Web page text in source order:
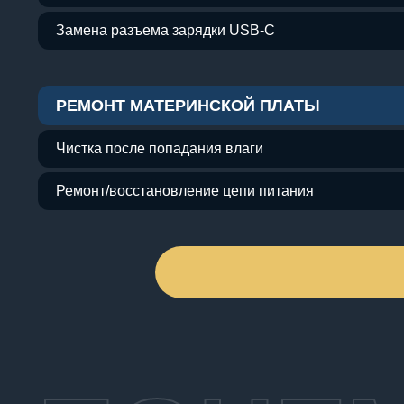
Замена разъема зарядки USB-C
РЕМОНТ МАТЕРИНСКОЙ ПЛАТЫ
Чистка после попадания влаги
Ремонт/восстановление цепи питания